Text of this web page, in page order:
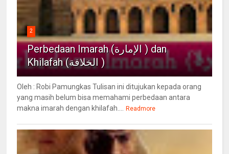
2
Perbedaan Imarah (الإمارة ) dan
Khilafah (الخلافة )
Oleh : Robi Pamungkas Tulisan ini ditujukan kepada orang
yang masih belum bisa memahami perbedaan antara
makna imarah dengan khilafah....
Readmore